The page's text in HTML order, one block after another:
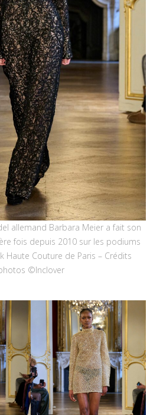
allemand Barbara Meier a fait son
fois depuis 2010 sur les podiums
Haute Couture de Paris – Crédits
©Inclover